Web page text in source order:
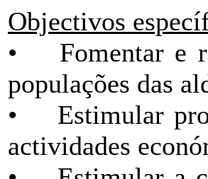
Objectivos
• Fomentar e
populações das
• Estimular
actividades